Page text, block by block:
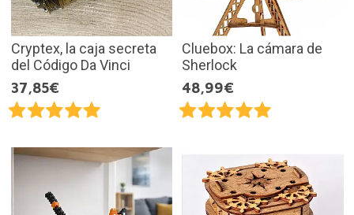
Cryptex, la caja secreta
del Código Da Vinci
37,85€
Cluebox: La cámara de
Sherlock
48,99€